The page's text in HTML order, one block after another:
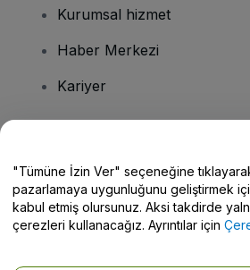
Kurumsal hizmet
Haber Merkezi
Kariyer
Yardım Merkezi / Bize
"Tümüne İzin Ver" seçeneğine
pazarlamaya uygunluğunu geliştirmek
kabul etmiş olursunuz. Aksi takdirde
çerezleri kullanacağız. Ayrıntılar için